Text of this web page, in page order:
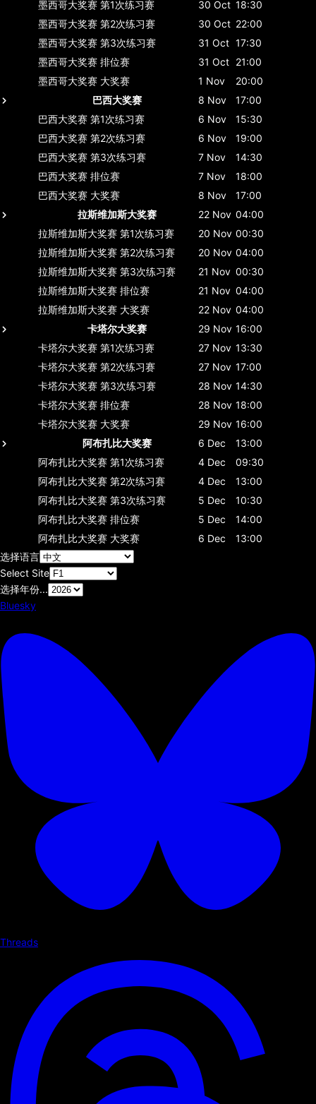
墨西哥大奖赛 第1次练习赛 30 Oct 18:30
墨西哥大奖赛 第2次练习赛 30 Oct 22:00
墨西哥大奖赛 第3次练习赛 31 Oct 17:30
墨西哥大奖赛 排位赛 31 Oct 21:00
墨西哥大奖赛 大奖赛 1 Nov
20:00
巴西大奖赛
8 Nov
17:00
巴西大奖赛 第1次练习赛 6 Nov
15:30
巴西大奖赛 第2次练习赛 6 Nov
19:00
巴西大奖赛 第3次练习赛 7 Nov
14:30
巴西大奖赛 排位赛 7 Nov
18:00
巴西大奖赛 大奖赛 8 Nov
17:00
拉斯维加斯大奖赛
22 Nov 04:00
拉斯维加斯大奖赛 第1次练习赛 20 Nov 00:30
拉斯维加斯大奖赛 第2次练习赛 20 Nov 04:00
拉斯维加斯大奖赛 第3次练习赛 21 Nov 00:30
拉斯维加斯大奖赛 排位赛 21 Nov 04:00
拉斯维加斯大奖赛 大奖赛 22 Nov 04:00
卡塔尔大奖赛
29 Nov 16:00
卡塔尔大奖赛 第1次练习赛 27 Nov 13:30
卡塔尔大奖赛 第2次练习赛 27 Nov 17:00
卡塔尔大奖赛 第3次练习赛 28 Nov 14:30
卡塔尔大奖赛 排位赛 28 Nov 18:00
卡塔尔大奖赛 大奖赛 29 Nov 16:00
阿布扎比大奖赛
6 Dec
13:00
阿布扎比大奖赛 第1次练习赛 4 Dec
09:30
阿布扎比大奖赛 第2次练习赛 4 Dec
13:00
阿布扎比大奖赛 第3次练习赛 5 Dec
10:30
阿布扎比大奖赛 排位赛 5 Dec
14:00
阿布扎比大奖赛 大奖赛 6 Dec
13:00
选择语言
Select Site
选择年份...
Bluesky
Threads